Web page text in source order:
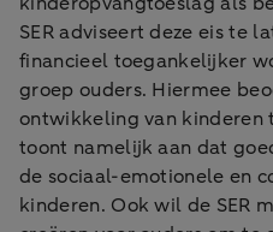
SER adviseert deze eis te
financieel toegankelijker
groep ouders. Hiermee
ontwikkeling van kinderen
toont namelijk aan dat
de sociaal-emotionele en
kinderen. Ook wil de SER